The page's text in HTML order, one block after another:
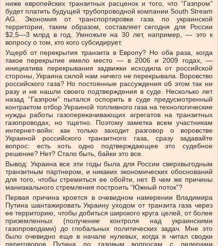
ниже европейских транзитных расценок и того, что “Газпром”
будет платить будущей трубопроводной компании South Stream
AG. Экономия от транспортировки газа по украинской
территории, таким образом, составляет сегодня для России
$2,5—3 млрд в год. Умножьте на 30 лет, например, — это к
вопросу о том, кто кого субсидирует.
Ущерб от перекрытия транзита в Европу? Но оба раза, когда
такое перекрытие имело место — в 2006 и 2009 годах, —
инициатива перекрывания задвижки исходила от российской
стороны, Украина силой нам ничего не перекрывала. Воровство
российского газа? Но постоянные рассуждения об этом так ни
разу и не нашли своего подтверждения в суде. Несколько лет
назад “Газпром” пытался оспорить в суде предусмотренный
контрактом отбор Украиной топливного газа на технологические
нужды работы газоперекачивающих агрегатов на транзитных
газопроводах, но тщетно. Поэтому заметка всем участникам
интернет-войн: как только заходит разговор о воровстве
Украиной российского транзитного газа, сразу задавайте
вопрос: есть хоть одно подтверждающее это судебное
решение? Нет? Стало быть, байки это все.
Вывод: Украина все эти годы была для России сверхвыгодным
транзитным партнером, и никаких экономических обоснований
для того, чтобы стремиться ее обойти, нет. В чем же причины
маниакального стремления построить “Южный поток”?
Первая причина кроется в очевидном намерении Владимира
Путина шантажировать Украину уходом от транзита газа через
ее территорию, чтобы добиться широкого круга целей, от более
приземленных (получение контроля над украинскими
газопроводами) до глобальных политических задач. Мне это
было очевидно еще в начале нулевых, когда я читал сводки
переговоров Путина по газовым вопросам с лидерами